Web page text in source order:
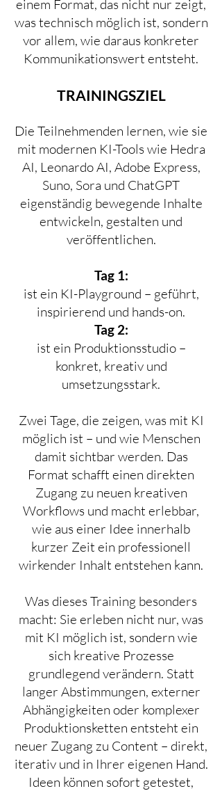
einem Format, das nicht nur zeigt,
was technisch möglich ist, sondern
vor allem, wie daraus konkreter
Kommunikationswert entsteht.
TRAININGSZIEL
Die Teilnehmenden lernen, wie sie
mit modernen KI-Tools wie Hedra
AI, Leonardo AI, Adobe Express,
Suno, Sora und ChatGPT
eigenständig bewegende Inhalte
entwickeln, gestalten und
veröffentlichen.
Tag 1:
ist ein KI-Playground – geführt,
inspirierend und hands-on.
Tag 2:
ist ein Produktionsstudio –
konkret, kreativ und
umsetzungsstark.
Zwei Tage, die zeigen, was mit KI
möglich ist – und wie Menschen
damit sichtbar werden. Das
Format schafft einen direkten
Zugang zu neuen kreativen
Workflows und macht erlebbar,
wie aus einer Idee innerhalb
kurzer Zeit ein professionell
wirkender Inhalt entstehen kann.
Was dieses Training besonders
macht: Sie erleben nicht nur, was
mit KI möglich ist, sondern wie
sich kreative Prozesse
grundlegend verändern. Statt
langer Abstimmungen, externer
Abhängigkeiten oder komplexer
Produktionsketten entsteht ein
neuer Zugang zu Content – direkt,
iterativ und in Ihrer eigenen Hand.
Ideen können sofort getestet,